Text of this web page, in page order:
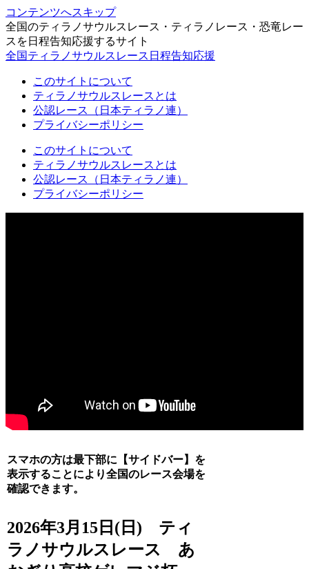
コンテンツへスキップ
全国のティラノサウルスレース・ティラノレース・恐竜レー
スを日程告知応援するサイト
全国ティラノサウルスレース日程告知応援
このサイトについて
ティラノサウルスレースとは
公認レース（日本ティラノ連）
プライバシーポリシー
このサイトについて
ティラノサウルスレースとは
公認レース（日本ティラノ連）
プライバシーポリシー
スマホの方は最下部に【サイドバー】を
表示することにより全国のレース会場を
確認できます。
2026年3月15日(日) ティ
ラノサウルスレース あ